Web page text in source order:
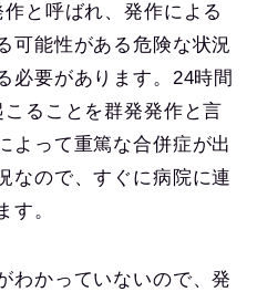
と呼ばれ、発作による
可能性がある危険な状況
必要があります。24時間
ることを群発発作と言
よって重篤な合併症が出
なので、すぐに病院に連
す。
わかっていないので、発